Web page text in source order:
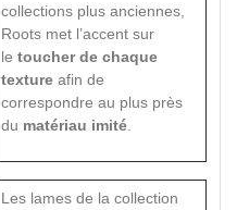
collections plus anciennes,
Roots met l’accent sur
le toucher de chaque
texture afin de
correspondre au plus près
du matériau imité
Les lames de la collection